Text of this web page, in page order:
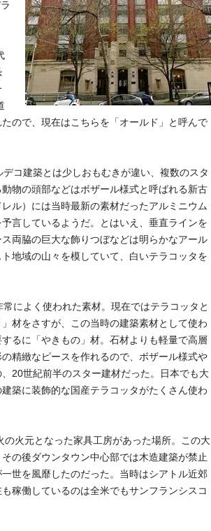
ので、現在はこちらを「オールド」と呼んで
コ建築とは少しおもむきが違い、複数のスタ
物の頭部などはボザール様式と呼ばれる新古
ル）には当時最新の素材だったアルミニウム
言しているようだ。とはいえ、垂直ラインを
両脇の巨大な飾りつぼなどは明らかなアール
地域の山々を模していて、白いテラコッタを
によく使われた素材。現在ではテラコッタと
材をさすが、この当時の建築素材として使わ
るに「やきもの」材。石材よりも軽量で高層
精緻なピースを作れるので、ボザール様式や
20世紀前半のスター建材だった。日本でも大
築に装飾的な国産テラコッタがたくさん使わ
火元となった家具工房があった場所。この大
の後ダウンタウン中心部では木造建築が禁止
世を風靡したのだった。当時はシアトル近郊
稼働しているのは全米でもサンフランシスコ